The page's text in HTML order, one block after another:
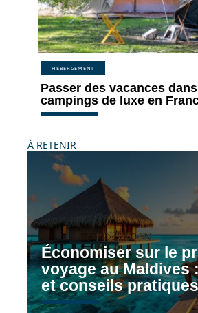
HÉBERGEMENT
Passer des vacances
campings de luxe en
À RETENIR
Économiser sur le
voyage au Maldives
et conseils pratiques